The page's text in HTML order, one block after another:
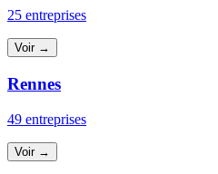
25 entreprises
Voir →
Rennes
49 entreprises
Voir →